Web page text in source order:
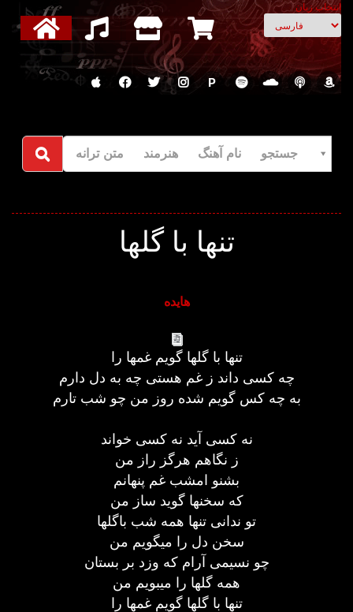
انتخاب زبان
P
جستجو نام آهنگ هنرمند متن ترانه
تنها با گلها
هایده
تنها با گلها گویم غمها را
چه کسی داند ز غم هستی چه به دل دارم
به چه کس گویم شده روز من چو شب تارم
نه کسی آید نه کسی خواند
ز نگاهم هرگز راز من
بشنو امشب غم پنهانم
که سخنها گوید ساز من
تو ندانی تنها همه شب باگلها
سخن دل را میگویم من
چو نسیمی آرام که وزد بر بستان
همه گلها را میبویم من
تنها با گلها گویم غمها را